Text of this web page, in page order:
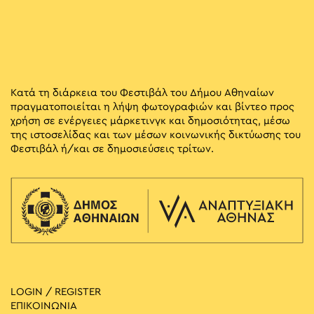
Κατά τη διάρκεια του Φεστιβάλ του Δήμου Αθηναίων
πραγματοποιείται η λήψη φωτογραφιών και βίντεο προς
χρήση σε ενέργειες μάρκετινγκ και δημοσιότητας, μέσω
της ιστοσελίδας και των μέσων κοινωνικής δικτύωσης του
Φεστιβάλ ή/και σε δημοσιεύσεις τρίτων.
LOGIN / REGISTER
ΕΠΙΚΟΙΝΩΝΙΑ